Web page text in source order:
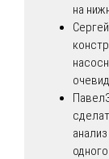
на
Сергей
Павел